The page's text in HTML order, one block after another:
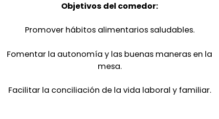
Objetivos del comedor:
Promover hábitos alimentarios saludables.
Fomentar la autonomía y las buenas maneras en la
mesa.
Facilitar la conciliación de la vida laboral y familiar.